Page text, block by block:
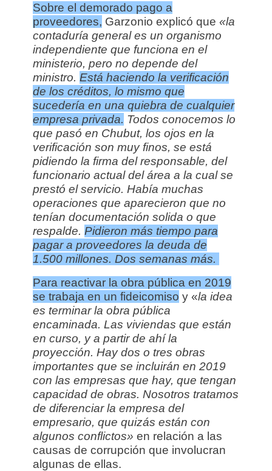
Sobre el demorado pago a
proveedores, Garzonio explicó que «la
contaduría general es un organismo
independiente que funciona en el
ministerio, pero no depende del
ministro. Está haciendo la verificación
de los créditos, lo mismo que
sucedería en una quiebra de cualquier
empresa privada. Todos conocemos lo
que pasó en Chubut, los ojos en la
verificación son muy finos, se está
pidiendo la firma del responsable, del
funcionario actual del área a la cual se
prestó el servicio. Había muchas
operaciones que aparecieron que no
tenían documentación solida o que
respalde. Pidieron más tiempo para
pagar a proveedores la deuda de
1.500 millones. Dos semanas más.
Para reactivar la obra pública en 2019
se trabaja en un fideicomiso y «la idea
es terminar la obra pública
encaminada. Las viviendas que están
en curso, y a partir de ahí la
proyección. Hay dos o tres obras
importantes que se incluirán en 2019
con las empresas que hay, que tengan
capacidad de obras. Nosotros tratamos
de diferenciar la empresa del
empresario, que quizás están con
algunos conflictos» en relación a las
causas de corrupción que involucran
algunas de ellas.